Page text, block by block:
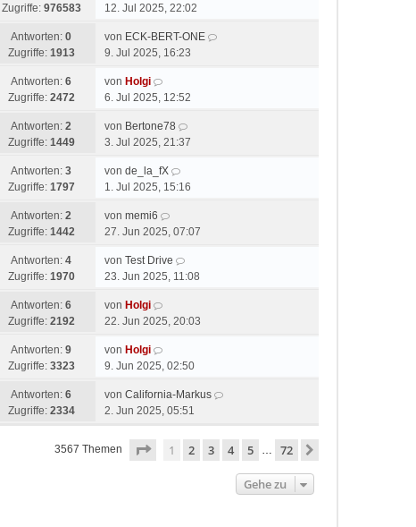
Zugriffe: 976583
12. Jul 2025, 22:02
Antworten: 0
Zugriffe: 1913
von ECK-BERT-ONE
9. Jul 2025, 16:23
Antworten: 6
Zugriffe: 2472
von Holgi
6. Jul 2025, 12:52
Antworten: 2
Zugriffe: 1449
von Bertone78
3. Jul 2025, 21:37
Antworten: 3
Zugriffe: 1797
von de_la_fX
1. Jul 2025, 15:16
Antworten: 2
Zugriffe: 1442
von memi6
27. Jun 2025, 07:07
Antworten: 4
Zugriffe: 1970
von Test Drive
23. Jun 2025, 11:08
Antworten: 6
Zugriffe: 2192
von Holgi
22. Jun 2025, 20:03
Antworten: 9
Zugriffe: 3323
von Holgi
9. Jun 2025, 02:50
Antworten: 6
Zugriffe: 2334
von California-Markus
2. Jun 2025, 05:51
3567 Themen Seite von72
1 2 3 4 5 … 72
Gehe zu